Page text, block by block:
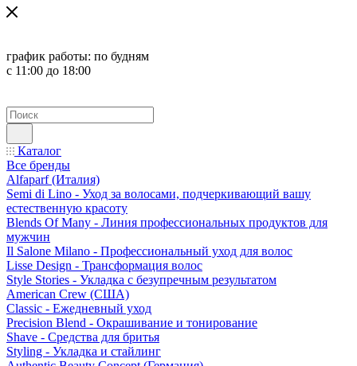
график работы: по будням
с 11:00 до 18:00
Каталог
Все бренды
Alfaparf (Италия)
Semi di Lino - Уход за волосами, подчеркивающий вашу
естественную красоту
Blends Of Many - Линия профессиональных продуктов для
мужчин
Il Salone Milano - Профессиональный уход для волос
Lisse Design - Трансформация волос
Style Stories - Укладка с безупречным результатом
American Crew (США)
Classic - Ежедневный уход
Precision Blend - Окрашивание и тонирование
Shave - Средства для бритья
Styling - Укладка и стайлинг